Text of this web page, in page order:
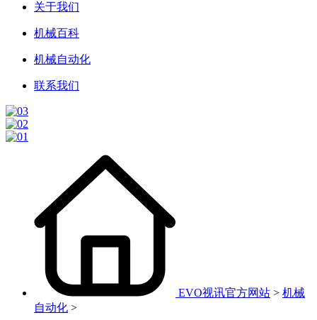
关于我们
机械百科
机械自动化
联系我们
EVO视讯官方网站 > 机械
自动化 >